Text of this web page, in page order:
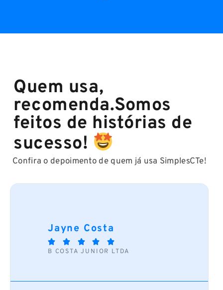
Quem usa,
recomenda.Somos
feitos de histórias de
sucesso!
Confira o depoimento de quem já usa SimplesCTe!
Jayne Costa
    
B COSTA JUNIOR LTDA